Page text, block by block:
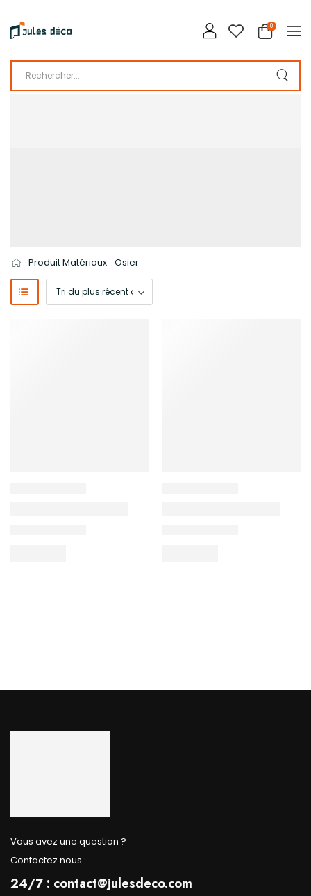
0
Produit Matériaux Osier
Vous avez une question ?
Contactez nous :
24/7 : contact@julesdeco.com